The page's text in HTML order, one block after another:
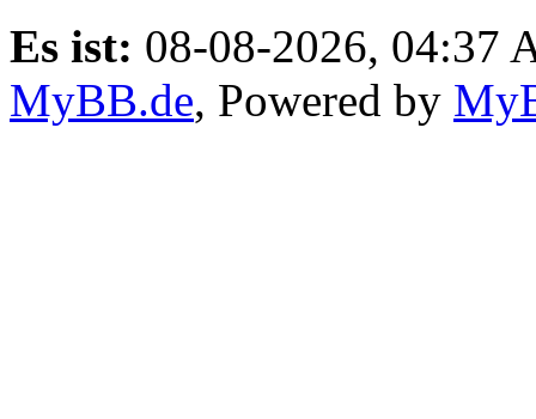
Es ist: 08-08-2026, 04:37
MyBB.de, Powered by